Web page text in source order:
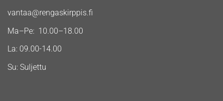
vantaa@rengaskirppis.fi
Ma–Pe: 10.00–18.00
La: 09.00-14.00
Su: Suljettu